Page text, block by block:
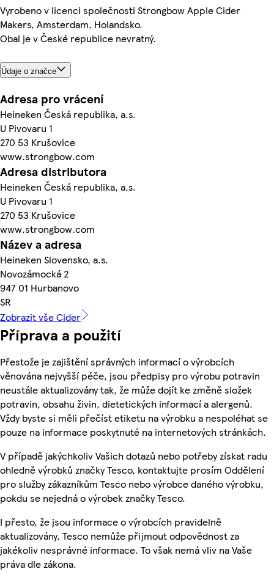
Vyrobeno v licenci společnosti Strongbow Apple Cider
Makers, Amsterdam, Holandsko.
Obal je v České republice nevratný.
Údaje o značce
Adresa pro vrácení
Heineken Česká republika, a.s.
U Pivovaru 1
270 53 Krušovice
www.strongbow.com
Adresa distributora
Heineken Česká republika, a.s.
U Pivovaru 1
270 53 Krušovice
www.strongbow.com
Název a adresa
Heineken Slovensko, a.s.
Novozámocká 2
947 01 Hurbanovo
SR
Zobrazit vše Cider
Příprava a použití
Přestože je zajištění správných informací o výrobcích
věnována nejvyšší péče, jsou předpisy pro výrobu potravin
neustále aktualizovány tak, že může dojít ke změně složek
potravin, obsahu živin, dietetických informací a alergenů.
Vždy byste si měli přečíst etiketu na výrobku a nespoléhat se
pouze na informace poskytnuté na internetových stránkách.
V případě jakýchkoliv Vašich dotazů nebo potřeby získat radu
ohledně výrobků značky Tesco, kontaktujte prosím Oddělení
pro služby zákazníkům Tesco nebo výrobce daného výrobku,
pokdu se nejedná o výrobek značky Tesco.
I přesto, že jsou informace o výrobcích pravidelně
aktualizovány, Tesco nemůže přijmout odpovědnost za
jakékoliv nesprávné informace. To však nemá vliv na Vaše
práva dle zákona.